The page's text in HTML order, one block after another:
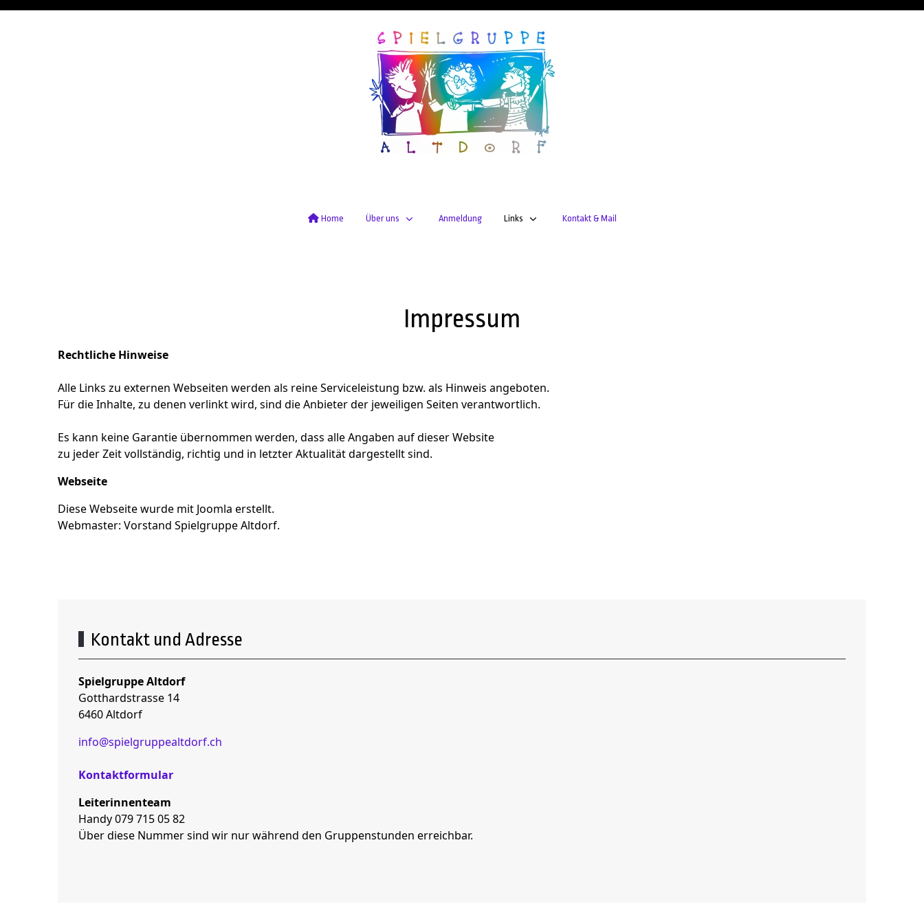
Home Über uns Anmeldung Links Kontakt & Mail
Impressum
Rechtliche Hinweise
Alle Links zu externen Webseiten werden als reine Serviceleistung bzw. als Hinweis angeboten.
Für die Inhalte, zu denen verlinkt wird, sind die Anbieter der jeweiligen Seiten verantwortlich.
Es kann keine Garantie übernommen werden, dass alle Angaben auf dieser Website
zu jeder Zeit vollständig, richtig und in letzter Aktualität dargestellt sind.
Webseite
Diese Webseite wurde mit Joomla erstellt.
Webmaster: Vorstand Spielgruppe Altdorf.
Kontakt und Adresse
Spielgruppe Altdorf
Gotthardstrasse 14
6460 Altdorf
info@spielgruppealtdorf.ch
Kontaktformular
Leiterinnenteam
Handy 079 715 05 82
Über diese Nummer sind wir nur während den Gruppenstunden erreichbar.